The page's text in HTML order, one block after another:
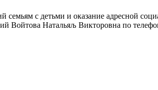
семьям с детьми и оказание адресной
Войтова Натальяљ Викторовна по